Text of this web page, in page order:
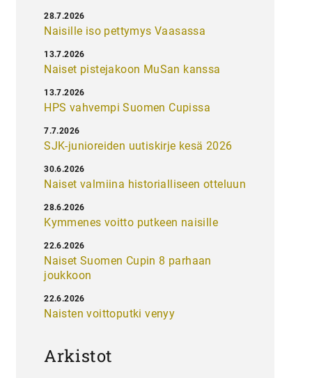
Naisille iso pettymys Vaasassa
28.7.2026
Naiset pistejakoon MuSan kanssa
13.7.2026
HPS vahvempi Suomen Cupissa
13.7.2026
SJK-junioreiden uutiskirje kesä 2026
7.7.2026
Naiset valmiina historialliseen otteluun
30.6.2026
Kymmenes voitto putkeen naisille
28.6.2026
Naiset Suomen Cupin 8 parhaan
joukkoon
22.6.2026
Naisten voittoputki venyy
22.6.2026
Arkistot